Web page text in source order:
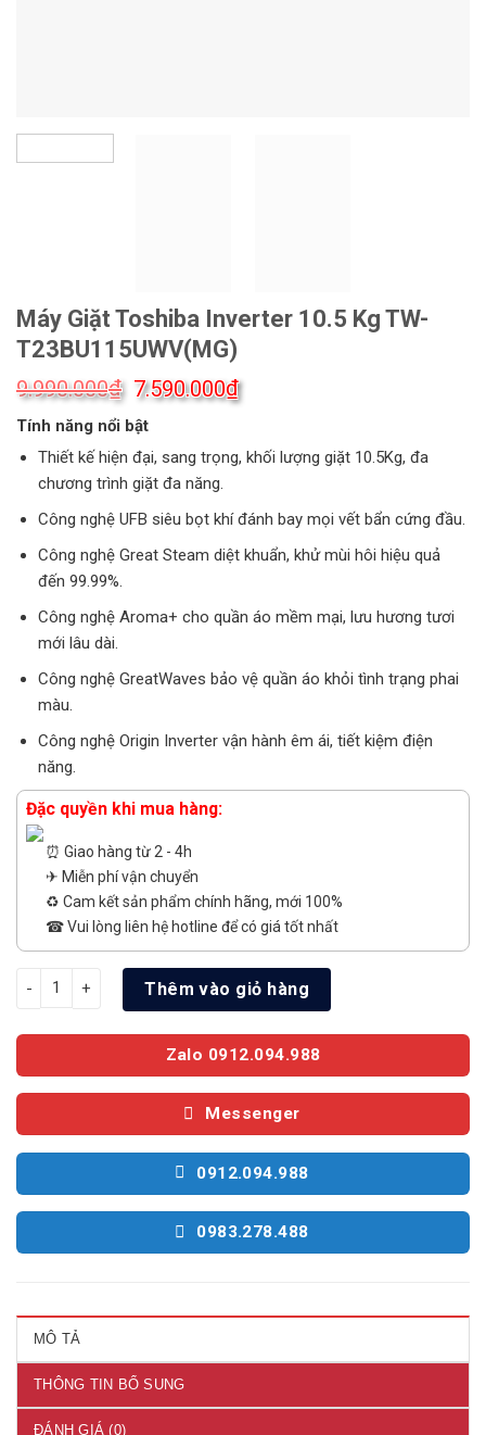
Máy Giặt Toshiba Inverter 10.5 Kg TW-
T23BU115UWV(MG)
9.990.000₫ Giá
gốc
là:
9.990.000₫.
7.590.000₫Giá
hiện
là:
7.590.000₫.
Tính năng nổi bật
Thiết kế hiện đại, sang trọng, khối lượng giặt 10.5Kg, đa
chương trình giặt đa năng.
Công nghệ UFB siêu bọt khí đánh bay mọi vết bẩn cứng đầu.
Công nghệ Great Steam diệt khuẩn, khử mùi hôi hiệu quả
đến 99.99%.
Công nghệ Aroma+ cho quần áo mềm mại, lưu hương tươi
mới lâu dài.
Công nghệ GreatWaves bảo vệ quần áo khỏi tình trạng phai
màu.
Công nghệ Origin Inverter vận hành êm ái, tiết kiệm điện
năng.
Đặc quyền khi mua hàng:
⏰ Giao hàng từ 2 - 4h
✈ Miễn phí vận chuyển
♻️ Cam kết sản phẩm chính hãng, mới 100%
☎ Vui lòng liên hệ hotline để có giá tốt nhất
Máy Giặt Toshiba Inverter 10.5 Kg TW-T23BU115UWV(MG) số
Thêm vào giỏ hàng
Zalo 0912.094.988
Messenger
0912.094.988
0983.278.488
MÔ TẢ
THÔNG TIN BỔ SUNG
ĐÁNH GIÁ (0)